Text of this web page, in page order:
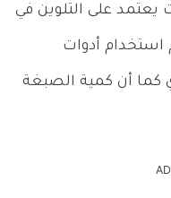
على التلوين في
استخدام أدوات
كما أن كمية الصبغة